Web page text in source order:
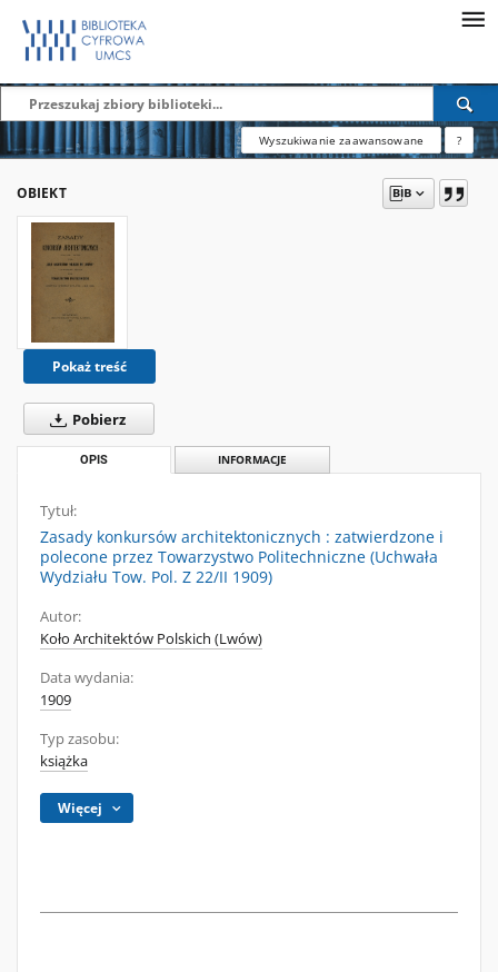
Wyszukiwanie zaawansowane ?
OBIEKT
Pokaż treść
Pobierz
OPIS INFORMACJE
Tytuł:
Zasady konkursów architektonicznych : zatwierdzone i
polecone przez Towarzystwo Politechniczne (Uchwała
Wydziału Tow. Pol. Z 22/II 1909)
Autor:
Koło Architektów Polskich (Lwów)
Data wydania:
1909
Typ zasobu:
książka
Więcej